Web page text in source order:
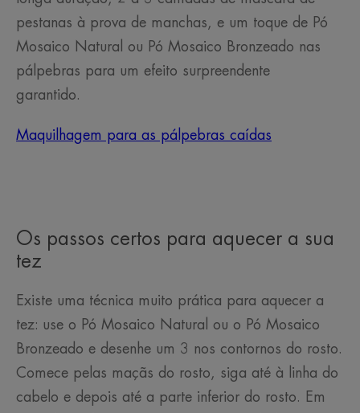
pestanas à prova de manchas, e um toque de Pó
Mosaico Natural ou Pó Mosaico Bronzeado nas
pálpebras para um efeito surpreendente
garantido.
Maquilhagem para as pálpebras caídas
Os passos certos para aquecer a sua
tez
Existe uma técnica muito prática para aquecer a
tez: use o Pó Mosaico Natural ou o Pó Mosaico
Bronzeado e desenhe um 3 nos contornos do rosto.
Comece pelas maçãs do rosto, siga até à linha do
cabelo e depois até a parte inferior do rosto. Em